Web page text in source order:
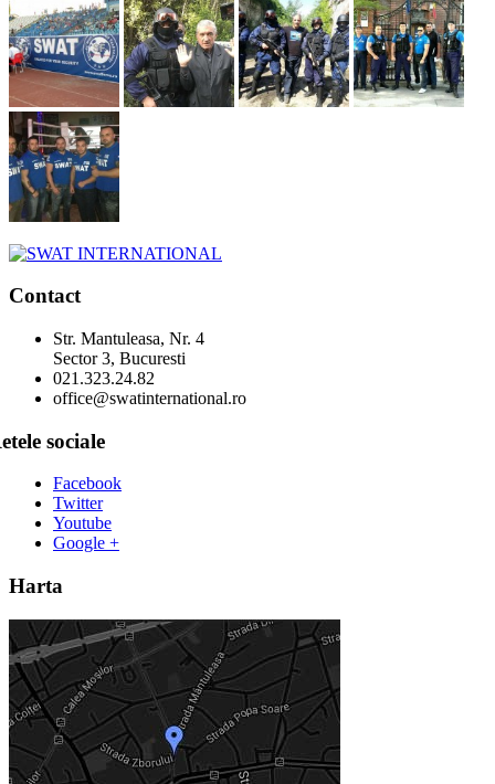
Contact
Str. Mantuleasa, Nr. 4
Sector 3, Bucuresti
021.323.24.82
office@swatinternational.ro
sociale
Facebook
Twitter
Youtube
Google +
Harta